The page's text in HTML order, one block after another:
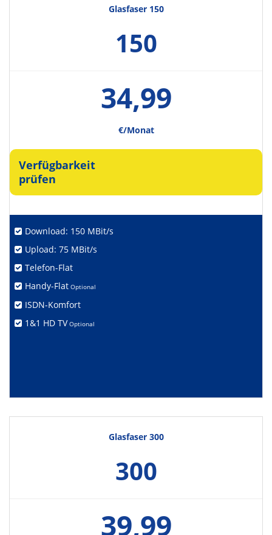
Glasfaser 150
150
34,99
€/Monat
Verfügbarkeit
prüfen
Download: 150 MBit/s
Upload: 75 MBit/s
Telefon-Flat
Handy-Flat Optional
ISDN-Komfort
1&1 HD TV Optional
Glasfaser 300
300
39,99